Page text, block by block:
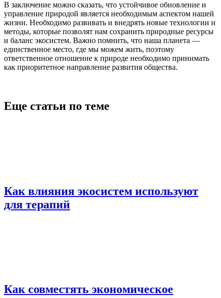
В заключение можно сказать, что устойчивое обновление и
управление природой является необходимым аспектом нашей
жизни. Необходимо развивать и внедрять новые технологии и
методы, которые позволят нам сохранить природные ресурсы
и баланс экосистем. Важно помнить, что наша планета —
единственное место, где мы можем жить, поэтому
ответственное отношение к природе необходимо принимать
как приоритетное направление развития общества.
Еще статьи по теме
Как влияния экосистем используют
для терапий
Как совместять экономическое